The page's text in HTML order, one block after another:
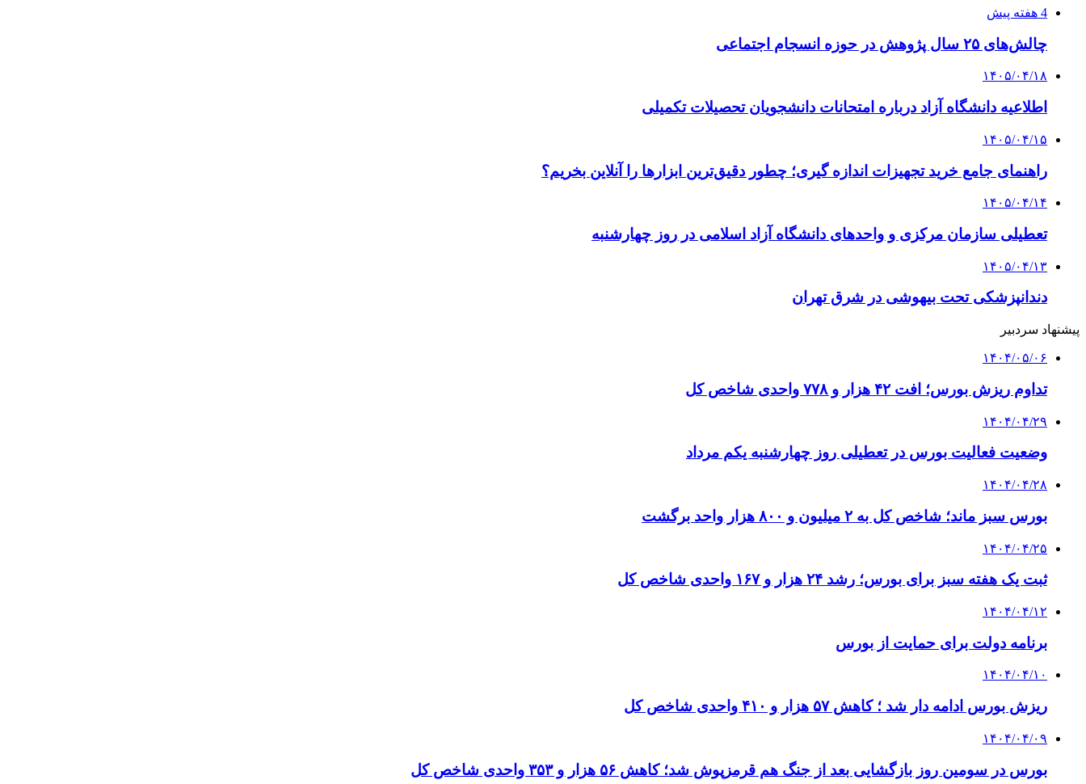
4 هفته پیش
چالش‌های ۲۵ سال پژوهش در حوزه انسجام اجتماعی
۱۴۰۵/۰۴/۱۸
اطلاعیه دانشگاه آزاد درباره امتحانات دانشجویان تحصیلات تکمیلی
۱۴۰۵/۰۴/۱۵
راهنمای جامع خرید تجهیزات اندازه گیری؛ چطور دقیق‌ترین ابزارها را آنلاین بخریم؟
۱۴۰۵/۰۴/۱۴
تعطیلی سازمان مرکزی و واحدهای دانشگاه آزاد اسلامی در روز چهارشنبه
۱۴۰۵/۰۴/۱۳
دندانپزشکی تحت بیهوشی در شرق تهران
پیشنهاد سردبیر
۱۴۰۴/۰۵/۰۶
تداوم ریزش بورس؛ افت ۴۲ هزار و ۷۷۸ واحدی شاخص کل
۱۴۰۴/۰۴/۲۹
وضعیت فعالیت بورس در تعطیلی روز چهارشنبه یکم مرداد
۱۴۰۴/۰۴/۲۸
بورس سبز ماند؛ شاخص کل به ۲ میلیون و ۸۰۰ هزار واحد برگشت
۱۴۰۴/۰۴/۲۵
ثبت یک هفته سبز برای بورس؛ رشد ۲۴ هزار و ۱۶۷ واحدی شاخص کل
۱۴۰۴/۰۴/۱۲
برنامه دولت برای حمایت از بورس
۱۴۰۴/۰۴/۱۰
ریزش بورس ادامه دار شد ؛ کاهش ۵۷ هزار و ۴۱۰ واحدی شاخص کل
۱۴۰۴/۰۴/۰۹
بورس در سومین روز بازگشایی بعد از جنگ هم قرمزپوش شد؛ کاهش ۵۶ هزار و ۳۵۳ واحدی شاخص کل